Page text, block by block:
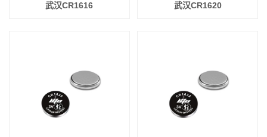
武汉CR1616 武汉CR1620